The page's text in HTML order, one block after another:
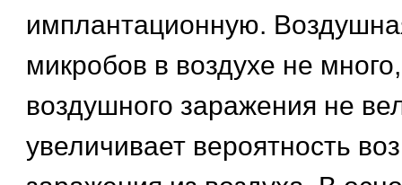
имплантационную.
микробов в воздухе не
воздушного заражения не
увеличивает вероятность